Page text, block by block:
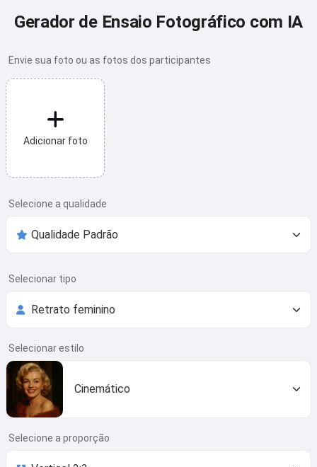
Gerador de Ensaio Fotográfico com IA
Envie sua foto ou as fotos dos participantes
Adicionar foto
Selecione a qualidade
Selecionar tipo
Selecionar estilo
Cinemático
Selecione a proporção